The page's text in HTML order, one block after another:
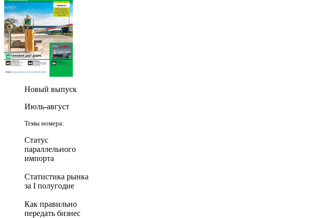
Новый выпуск
Июль-август
Темы номера:
Статус
параллельного
импорта
Статистика рынка
за I полугодие
Как правильно
передать бизнес